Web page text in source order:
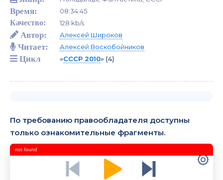
Время:
08:34:45
Качество:
128 kb/s
Автор: Алексей Широков
Читает: Алексей Воскобойников
Цикл «СССР 2010» (4)
По требованию правообладателя доступны
только ознакомительные фрагменты.
not found